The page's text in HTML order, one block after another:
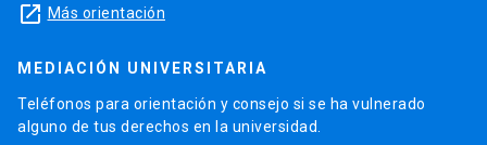
launch Más orientación
MEDIACIÓN UNIVERSITARIA
Teléfonos para orientación y consejo si se ha vulnerado
alguno de tus derechos en la universidad.